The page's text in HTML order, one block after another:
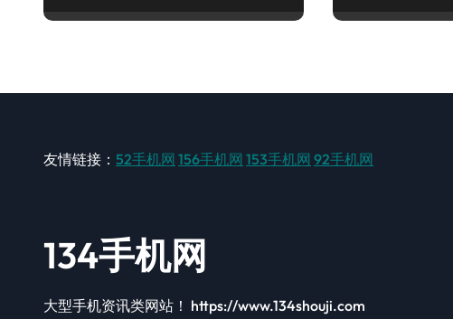
友情链接： 52手机网 156手机网 153手机网 92手机网
134手机网
大型手机资讯类网站！ https://www.134shouji.com